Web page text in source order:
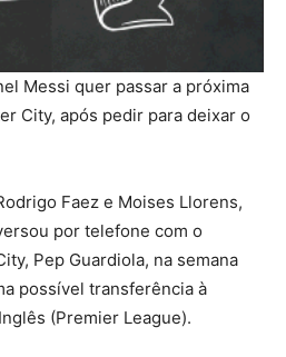
Messi quer passar a próxima
City, após pedir para deixar o
Faez e Moises Llorens,
por telefone com o
Pep Guardiola, na semana
possível transferência à
(Premier League).